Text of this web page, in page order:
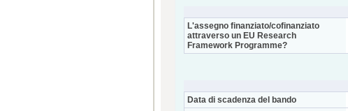
L'assegno finanziato/cofinanziato
attraverso un EU Research
Framework Programme?
Data di scadenza del bando